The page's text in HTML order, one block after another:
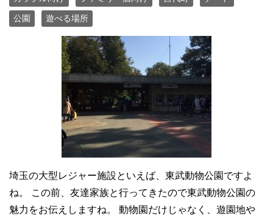
公園 遊べる場所
埼玉の大型レジャー施設といえば、東武動物公園ですよ
ね。 この前、友達家族と行ってきたので東武動物公園の
魅力をお伝えしますね。 動物園だけじゃなく、遊園地や